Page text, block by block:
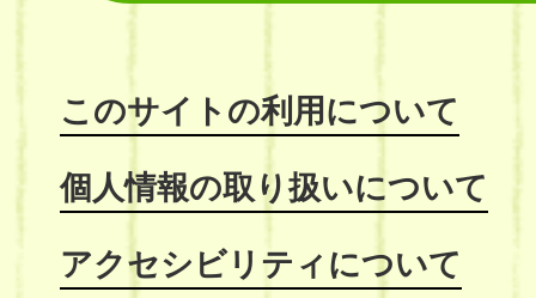
このサイトの利用について
個人情報の取り扱いについて
アクセシビリティについて